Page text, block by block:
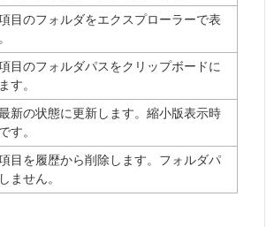
目のフォルダをエクスプローラーで表
目のフォルダパスをクリップボードに
す。
新の状態に更新します。縮小版表示時
す。
目を履歴から削除します。フォルダパ
ません。